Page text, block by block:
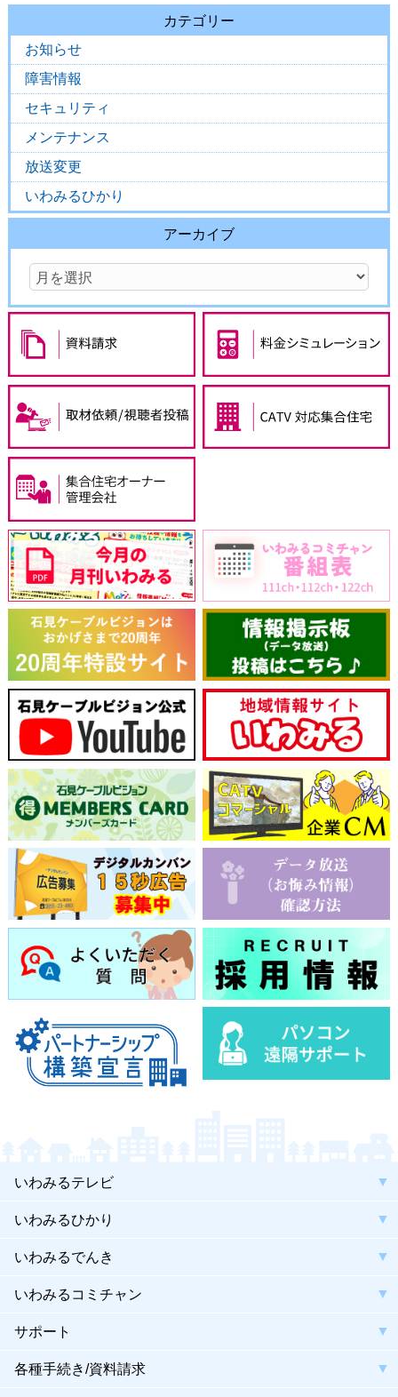
カテゴリー
お知らせ
障害情報
セキュリティ
メンテナンス
放送変更
いわみるひかり
アーカイブ
いわみるテレビ
いわみるひかり
いわみるでんき
いわみるコミチャン
サポート
各種手続き/資料請求